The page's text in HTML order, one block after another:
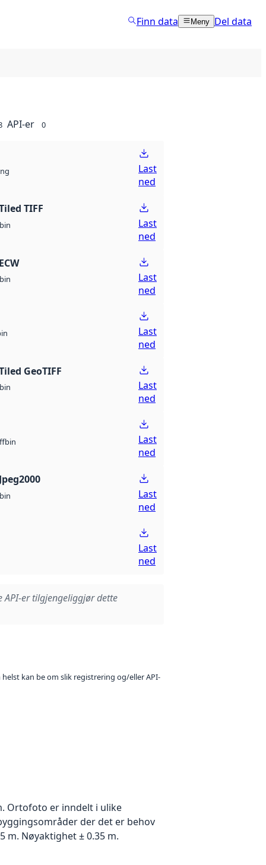
Finn data Meny Del data
API-er 0
Last
ned
TIFF
bin
Last
ned
bin
Last
ned
Last
ned
GeoTIFF
bin
Last
ned
bin
Last
ned
bin
Last
ned
Last
ned
API-er tilgjengeliggjør dette
kan be om slik registrering og/eller API-
Ortofoto er inndelt i ulike
der det er behov
m. Nøyaktighet ± 0.35 m.